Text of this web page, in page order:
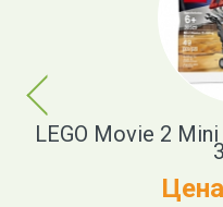
Previous
LEGO Movie 2